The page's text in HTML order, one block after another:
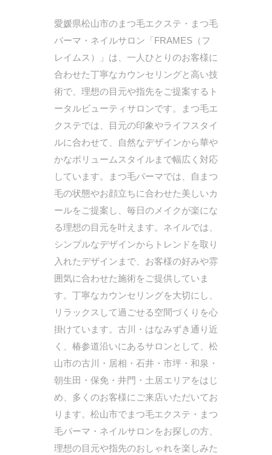
愛媛県松山市のまつ毛エクステ・まつ毛
パーマ・ネイルサロン「FRAMES（フ
レイムス）」は、一人ひとりのお客様に
合わせた丁寧なカウンセリングと高い技
術で、理想の目元や指先をご提案するト
ータルビューティサロンです。まつ毛エ
クステでは、目元の印象やライフスタイ
ルに合わせて、自然なデザインから華や
かなボリュームスタイルまで幅広く対応
しています。まつ毛パーマでは、自まつ
毛の状態やお顔立ちに合わせた美しいカ
ールをご提案し、毎日のメイクが楽にな
る理想の目元を叶えます。ネイルでは、
シンプルなデザインからトレンドを取り
入れたデザインまで、お客様の好みや雰
囲気に合わせた施術をご提供していま
す。丁寧なカウンセリングを大切にし、
リラックスして過ごせる空間づくりを心
掛けています。古川・はなみずき通り近
く、椿参道沿いにあるサロンとして、松
山市の古川・居相・石井・市坪・和泉・
朝生田・保免・井門・土居エリアをはじ
め、多くのお客様にご来店いただいてお
ります。松山市でまつ毛エクステ・まつ
毛パーマ・ネイルサロンをお探しの方、
理想の目元や指先のおしゃれを楽しみた